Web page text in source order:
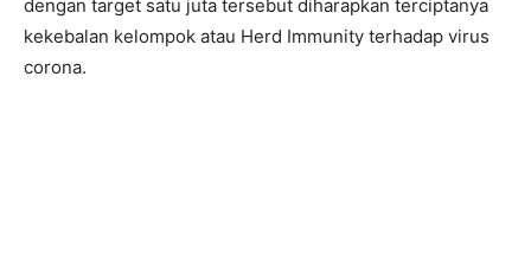
dengan target satu juta tersebut diharapkan terciptanya
kekebalan kelompok atau Herd Immunity terhadap virus
corona.